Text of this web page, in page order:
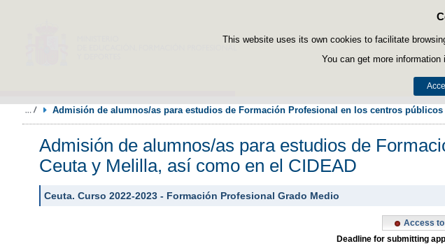
This website uses its own cookies to facilitate
You can get more
Admisión de alumnos/as para estudios de Formación Profesional en los centros
Admisión de alumnos/as para estudios de
Ceuta y Melilla, así como en el CIDEAD
Ceuta. Curso 2022-2023 - Formación Profesional Grado Medio
Access
Deadline for submitting